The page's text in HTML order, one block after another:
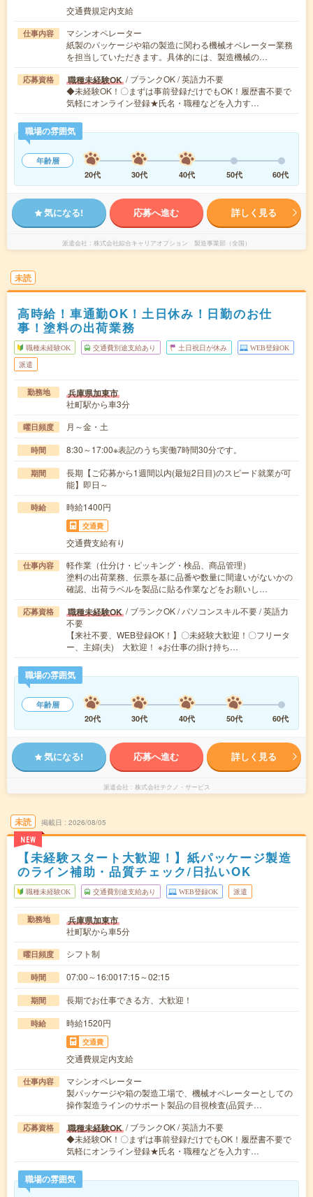
交通費規定内支給
仕事内容
マシンオペレーター
紙製のパッケージや箱の製造に関わる機械オペレーター業務
を担当していただきます。具体的には、製造機械の…
応募資格 職種未経験OK / ブランクOK / 英語力不要
◆未経験OK！〇まずは事前登録だけでもOK！履歴書不要で
気軽にオンライン登録★氏名・職種などを入力す…
職場の雰囲気
年齢層
20代
30代 40代 50代 60代
気になる! 応募へ進む 詳しく見る
派遣会社 株式会社綜合キャリアオプション 製造事業部（全国）
未読
高時給！車通勤OK！土日休み！日勤のお仕
事！塗料の出荷業務
職種未経験OK 交通費別途支給あり 土日祝日が休み WEB登録OK
派遣
勤務地 兵庫県加東市
社町駅から車3分
曜日頻度 月～金・土
時間 8:30～17:00※表記のうち実働7時間30分です。
期間
長期【ご応募から1週間以内(最短2日目)のスピード就業が可
能】即日～
時給 時給1400円
交通費
交通費支給有り
仕事内容
軽作業（仕分け・ピッキング・検品、商品管理）
塗料の出荷業務、伝票を基に品番や数量に間違いがないかの
確認、出荷ラベルを製品に貼る作業などをお願いし…
応募資格 職種未経験OK / ブランクOK / パソコンスキル不要 / 英語力
不要
【来社不要、WEB登録OK！】〇未経験大歓迎！〇フリータ
ー、主婦(夫) 大歓迎！ ※お仕事の掛け持ち…
職場の雰囲気
年齢層
20代
30代 40代 50代 60代
気になる! 応募へ進む 詳しく見る
派遣会社 株式会社テクノ・サービス
未読
NEW
掲載日 2026/08/05
【未経験スタート大歓迎！】紙パッケージ製造
のライン補助・品質チェック/日払いOK
職種未経験OK 交通費別途支給あり WEB登録OK 派遣
勤務地 兵庫県加東市
社町駅から車5分
曜日頻度 シフト制
時間 07:00～16:0017:15～02:15
期間 長期でお仕事できる方、大歓迎！
時給 時給1520円
交通費
交通費規定内支給
仕事内容
マシンオペレーター
製パッケージや箱の製造工場で、機械オペレーターとしての
操作製造ラインのサポート製品の目視検査(品質チ…
応募資格 職種未経験OK / ブランクOK / 英語力不要
◆未経験OK！〇まずは事前登録だけでもOK！履歴書不要で
気軽にオンライン登録★氏名・職種などを入力す…
職場の雰囲気